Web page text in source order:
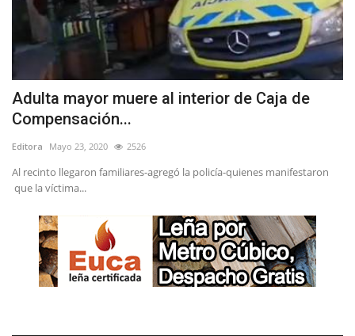
Adulta mayor muere al interior de Caja de
Compensación...
Editora Mayo 23, 2020 2526
Al recinto llegaron familiares-agregó la policía-quienes manifestaron
que la víctima...